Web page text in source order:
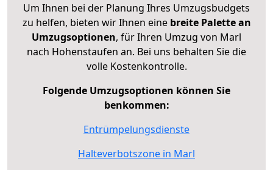
Um Ihnen bei der Planung Ihres Umzugsbudgets
zu helfen, bieten wir Ihnen eine breite Palette an
Umzugsoptionen, für Ihren Umzug von Marl
nach Hohenstaufen an. Bei uns behalten Sie die
volle Kostenkontrolle.
Folgende Umzugsoptionen können Sie
benkommen:
Entrümpelungsdienste
Halteverbotszone in Marl